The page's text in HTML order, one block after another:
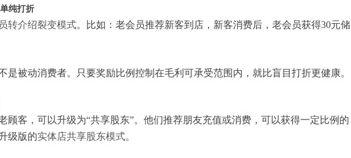
纯打折
转介绍裂变模式。比如：老会员推荐新客到店，新客消费后，老会员获得30元储
是被动消费者。只要奖励比例控制在毛利可承受范围内，就比盲目打折更健康。
顾客，可以升级为“共享股东”。他们推荐朋友充值或消费，可以获得一定比例的
级版的实体店共享股东模式。